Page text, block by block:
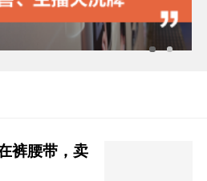
裤腰带，卖